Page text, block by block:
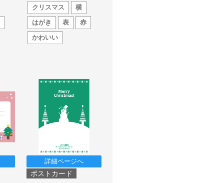
クリスマス
横
はがき
表
赤
かわいい
詳細ページへ
ポストカード